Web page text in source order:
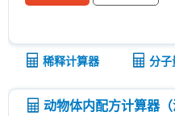
稀释计算器 分子
动物体内配方计算器（